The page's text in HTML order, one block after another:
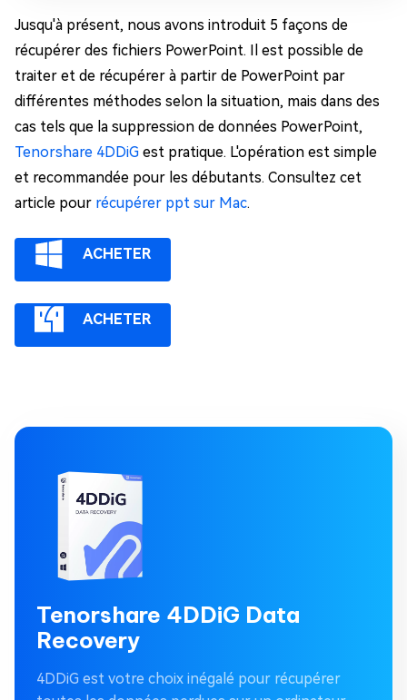
Jusqu'à présent, nous avons introduit 5 façons de
récupérer des fichiers PowerPoint. Il est possible de
traiter et de récupérer à partir de PowerPoint par
différentes méthodes selon la situation, mais dans des
cas tels que la suppression de données PowerPoint,
Tenorshare 4DDiG est pratique. L'opération est simple
et recommandée pour les débutants. Consultez cet
article pour récupérer ppt sur Mac.
ACHETER
ACHETER
Tenorshare 4DDiG Data
Recovery
4DDiG est votre choix inégalé pour récupérer